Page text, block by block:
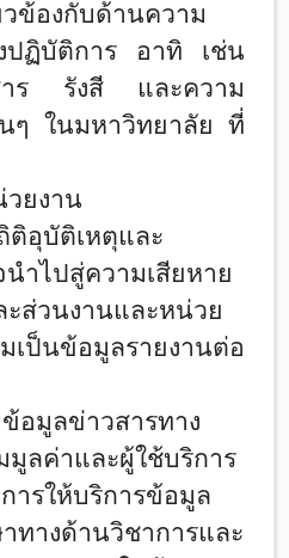
ข้องกับด้านความ
ปฏิบัติการ อาทิ เช่น
าร รังสี และความ
ๆ ในมหาวิทยาลัย ที่
ยงาน
ติอุบัติเหตุและ
ำไปสู่ความเสียหาย
ส่วนงานและหน่วย
เป็นข้อมูลรายงานต่อ
อมูลข่าวสารทาง
มูลค่าและผู้ใช้บริการ
ารให้บริการข้อมูล
ทางด้านวิชาการและ